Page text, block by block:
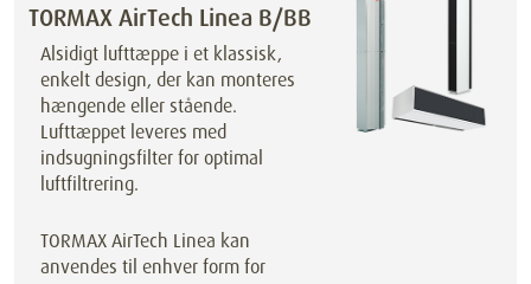
TORMAX AirTech Linea B/BB
Alsidigt lufttæppe i et klassisk,
enkelt design, der kan monteres
hængende eller stående.
Lufttæppet leveres med
indsugningsfilter for optimal
luftfiltrering.
TORMAX AirTech Linea kan
anvendes til enhver form for